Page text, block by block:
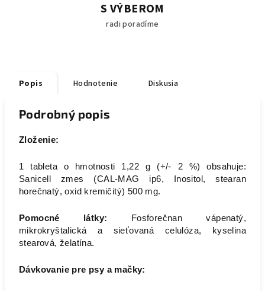
S VÝBEROM
radi poradíme
Popis Hodnotenie Diskusia
Podrobný popis
Zloženie:
1 tableta o hmotnosti 1,22 g (+/- 2 %) obsahuje:
Sanicell zmes (CAL-MAG ip6, Inositol, stearan
horečnatý, oxid kremičitý) 500 mg.
Pomocné látky: Fosforečnan vápenatý,
mikrokryštalická a sieťovaná celulóza, kyselina
stearová, želatína.
Dávkovanie pre psy a mačky: